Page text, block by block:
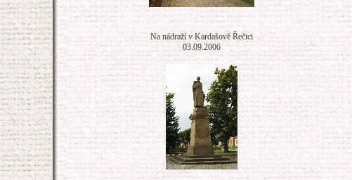
Na nádraží v Kardašově Řečici
03.09.2006